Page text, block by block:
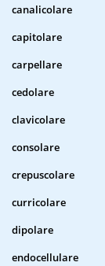
canalicolare
capitolare
carpellare
cedolare
clavicolare
consolare
crepuscolare
curricolare
dipolare
endocellulare